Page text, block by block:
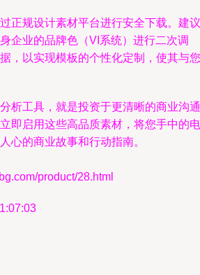
正规设计素材平台进行安全下载。建议
企业的品牌色（VI系统）进行二次调
，以实现模板的个性化定制，使其与您
析工具，就是投资于更清晰的商业沟通
即启用这些高品质素材，将您手中的电
心的商业故事和行动指南。
product/28.html